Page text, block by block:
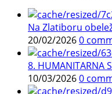
Na Zlatiboru
20/02/20260
8. HUMANITARNA
10/03/20260